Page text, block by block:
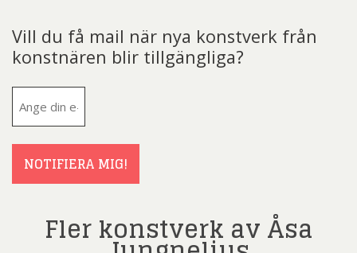
Vill du få mail när nya konstverk från
konstnären blir tillgängliga?
NOTIFIERA MIG!
Fler konstverk av Åsa